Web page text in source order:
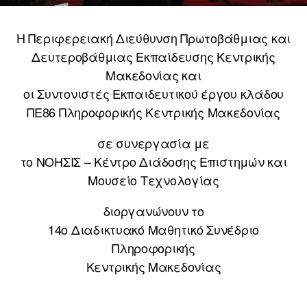
Η Περιφερειακή Διεύθυνση Πρωτοβάθμιας και
Δευτεροβάθμιας Εκπαίδευσης Κεντρικής
Μακεδονίας και
οι Συντονιστές Εκπαιδευτικού έργου κλάδου
ΠΕ86 Πληροφορικής Κεντρικής Μακεδονίας
σε συνεργασία με
το ΝΟΗΣΙΣ – Κέντρο Διάδοσης Επιστημών και
Μουσείο Τεχνολογίας
διοργανώνουν το
14ο Διαδικτυακό Μαθητικό Συνέδριο
Πληροφορικής
Κεντρικής Μακεδονίας